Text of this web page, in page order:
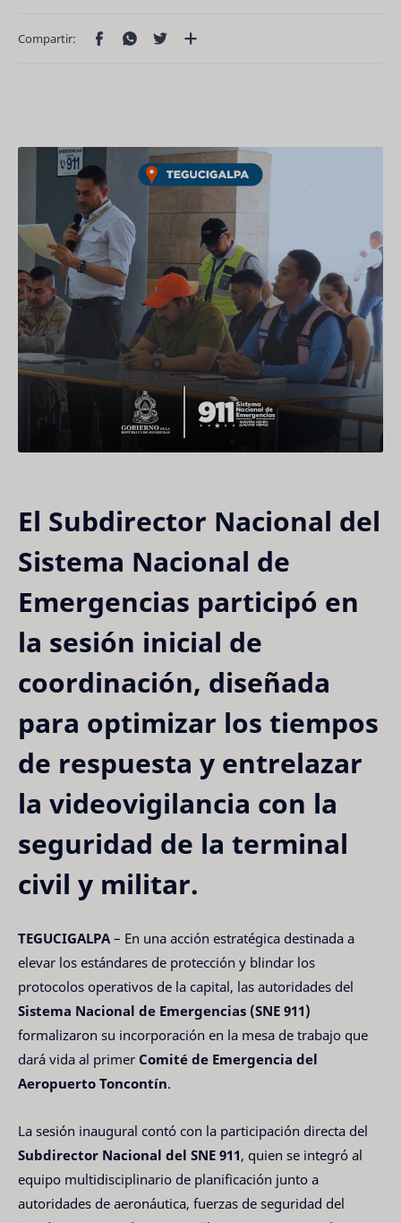
El Subdirector Nacional del
Sistema Nacional de
Emergencias participó en
la sesión inicial de
coordinación, diseñada
para optimizar los tiempos
de respuesta y entrelazar
la videovigilancia con la
seguridad de la terminal
civil y militar.
TEGUCIGALPA– En una acción estratégica destinada a
elevar los estándares de protección y blindar los
protocolos operativos de la capital, las autoridades del
Sistema Nacional de Emergencias (SNE 911)
formalizaron su incorporación en la mesa de trabajo que
dará vida al primer Comité de Emergencia del
Aeropuerto Toncontín.
La sesión inaugural contó con la participación directa del
Subdirector Nacional del SNE 911, quien se integró al
equipo multidisciplinario de planificación junto a
autoridades de aeronáutica, fuerzas de seguridad del